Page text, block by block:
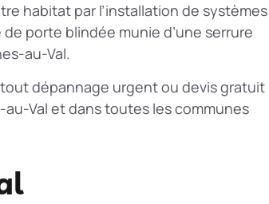
habitat par l’installation de systèmes
porte blindée munie d’une serrure
au-Val.
dépannage urgent ou devis gratuit
Val et dans toutes les communes